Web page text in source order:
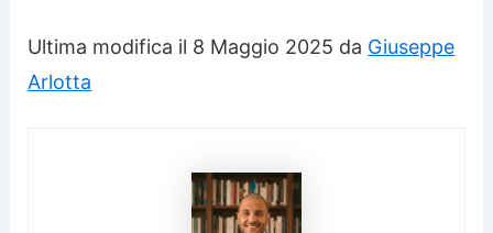
Ultima modifica il 8 Maggio 2025 da Giuseppe
Arlotta